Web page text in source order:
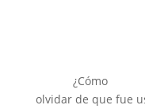
¿Cómo
olvidar de que fue